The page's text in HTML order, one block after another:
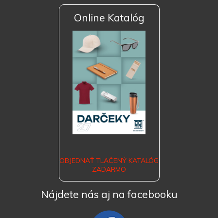
Online Katalóg
OBJEDNAŤ TLAČENÝ KATALÓG
ZADARMO
Nájdete nás aj na facebooku